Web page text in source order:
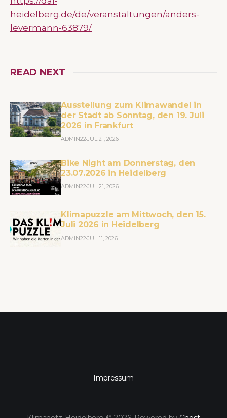
heidelberg.de/de/veranstaltungen/anders-
levermann-63879/
READ NEXT
Ausstellung zum Klimawandel in
der Stadt ab Sonntag, den 19. Juli
2026 in Frankfurt
ADMIN22 JUL 21, 2026
Bike Night am Donnerstag, den
23.07.2026 in Heidelberg
ADMIN22 JUL 21, 2026
Klimapuzzle am Mittwoch, den 15.
Juli 2026 in Heidelberg
ADMIN22 JUL 11, 2026
Impressum